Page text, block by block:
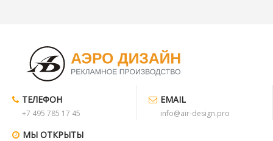
ТЕЛЕФОН
+7 495 785 17 45
EMAIL
info@air-design.pro
МЫ ОТКРЫТЫ